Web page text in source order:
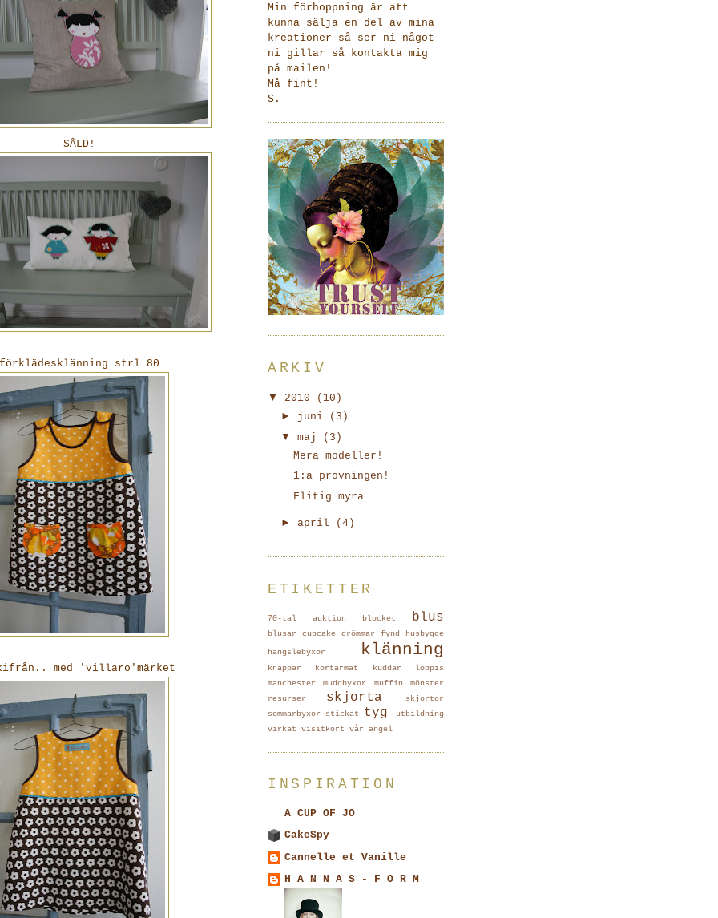
SÅLD!
förklädesklänning strl 80
med 'villaro'märket
Min förhoppning är att
kunna sälja en del av mina
kreationer så ser ni något
ni gillar så kontakta mig
på mailen!
Må fint!
S.
ARKIV
▼ 2010
(10)
► juni
(3)
▼ maj
(3)
Mera modeller!
1:a provningen!
Flitig myra
► april (4)
ETIKETTER
70-tal auktion blocket blus
blusar cupcake drömmar fynd
husbygge
hängslebyxor
klänning
knappar kortärmat kuddar
loppis
manchester
muddbyxor muffin
mönster
resurser
skjorta
skjortor
sommarbyxor
stickat tyg
utbildning
virkat visitkort vår ängel
INSPIRATION
A CUP OF JO
CakeSpy
Cannelle et Vanille
H A N N A S - F O R M